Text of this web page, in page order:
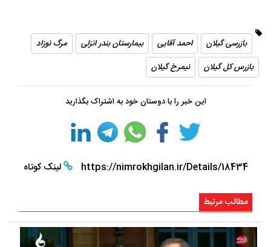
بازرسی گیلان احمد آقایی بیمارستان بندر انزلی
مرگ نوزاد
بازرس کل گیلان
نیمرخ گیلان
این خبر را با دوستان خود به اشتراک بگذارید
https://nimrokhgilan.ir/Details/18434 لینک کوتاه
مطالب مرتبط